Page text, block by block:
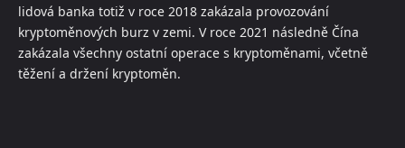
lidová banka totiž v roce 2018 zakázala provozování
kryptoměnových burz v zemi. V roce 2021 následně Čína
zakázala všechny ostatní operace s kryptoměnami, včetně
těžení a držení kryptoměn.